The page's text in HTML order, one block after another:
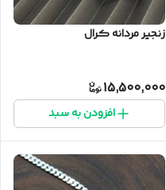
زنجیر مردانه کرال
15,500,000
افزودن به سبد